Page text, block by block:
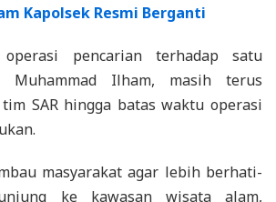
Kapolsek Resmi Berganti
pencarian terhadap satu
Muhammad Ilham, masih terus
SAR hingga batas waktu operasi
masyarakat agar lebih berhati-
ke kawasan wisata alam,